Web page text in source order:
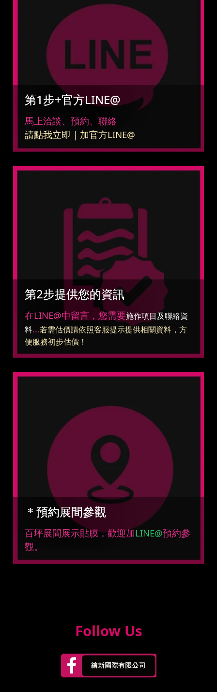
第1步+官方LINE@
馬上洽談、預約、聯絡
請點我立即｜加官方LINE@
第2步提供您的資訊
在LINE@中留言，您需要施作項目及聯絡資
料...若需估價請依照客服提示提供相關資料，方
便服務初步估價！
＊預約展間參觀
百坪展間展示貼膜，歡迎加LINE@預約參
觀。
Follow Us